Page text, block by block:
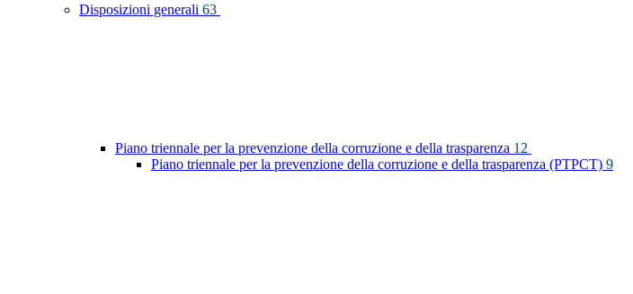
Disposizioni generali 63
Piano triennale per la prevenzione della corruzione e della trasparenza 12
Piano triennale per la prevenzione della corruzione e della trasparenza (PTPCT) 9